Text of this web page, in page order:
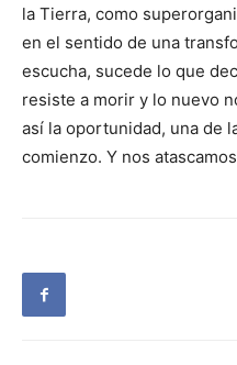
la Tierra, como
en el sentido de una
escucha, sucede lo que
resiste a morir y lo nuevo
así la oportunidad, una de
comienzo. Y nos